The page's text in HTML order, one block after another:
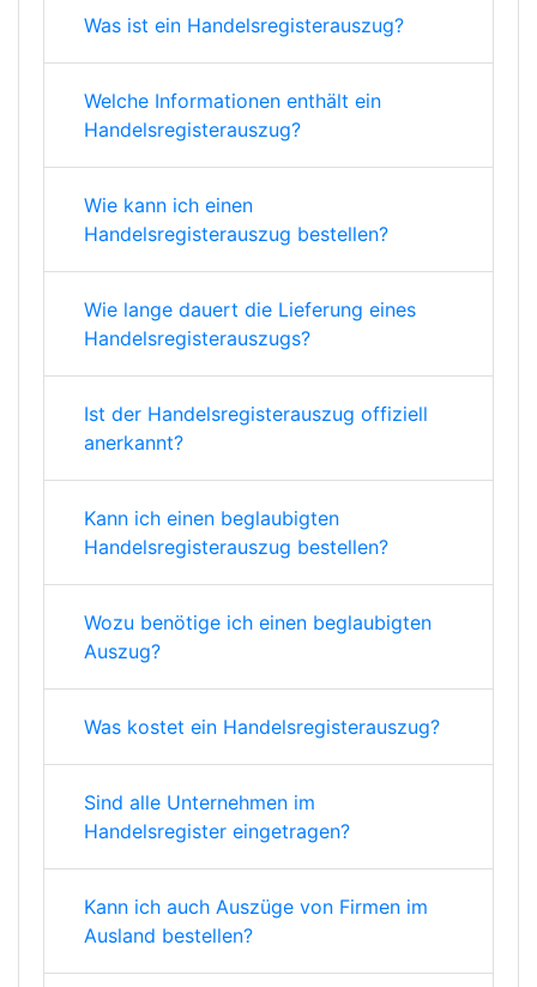
Was ist ein Handelsregisterauszug?
Welche Informationen enthält ein
Handelsregisterauszug?
Wie kann ich einen
Handelsregisterauszug bestellen?
Wie lange dauert die Lieferung eines
Handelsregisterauszugs?
Ist der Handelsregisterauszug offiziell
anerkannt?
Kann ich einen beglaubigten
Handelsregisterauszug bestellen?
Wozu benötige ich einen beglaubigten
Auszug?
Was kostet ein Handelsregisterauszug?
Sind alle Unternehmen im
Handelsregister eingetragen?
Kann ich auch Auszüge von Firmen im
Ausland bestellen?